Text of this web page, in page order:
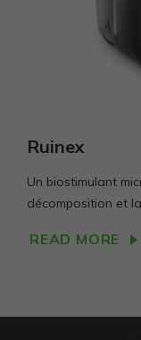
Ruinex
Un biostimulant
décomposition et
READ MORE